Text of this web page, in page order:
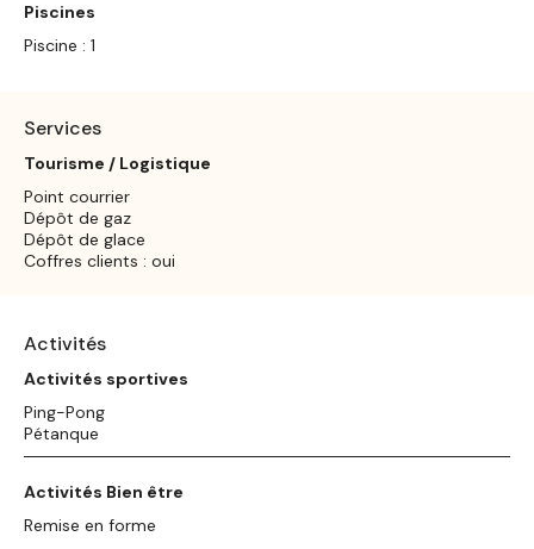
Piscines
Piscine : 1
Services
Tourisme / Logistique
Point courrier
Dépôt de gaz
Dépôt de glace
Coffres clients : oui
Activités
Activités sportives
Ping-Pong
Pétanque
Activités Bien être
Remise en forme